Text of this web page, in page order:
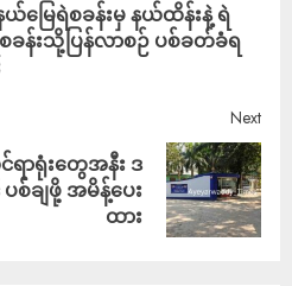
မြေရဲစခန်းမှ နယ်ထိန်းနဲ့ ရဲ
ခန်းသို့ပြန်လာစဉ် ပစ်ခတ်ခံရ
Next
ရာရုံးတွေအနီး ဒ
စ်ချဖို့ အမိန့်ပေး
ထား